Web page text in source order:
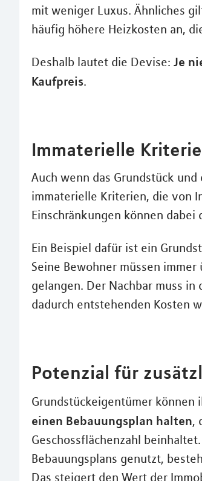
mit weniger Luxus. Ähnliches
häufig höhere Heizkosten an,
Deshalb lautet die Devise: Je
Kaufpreis.
Immaterielle
Auch wenn das Grundstück
immaterielle Kriterien, die von
Einschränkungen können
Ein Beispiel dafür ist ein
Seine Bewohner müssen
gelangen. Der Nachbar muss
dadurch entstehenden Kosten
Potenzial für
Grundstückeigentümer können
einen Bebauungsplan halten,
Geschossflächenzahl
Bebauungsplans genutzt,
Das steigert den Wert der